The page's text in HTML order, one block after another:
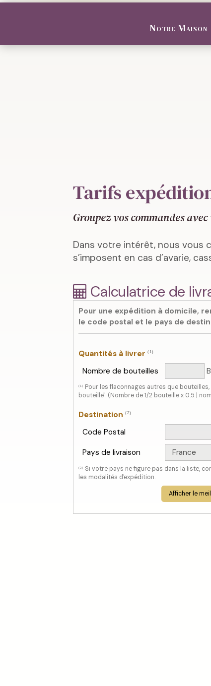
Notre Maison
Tarifs
Groupez vos commandes
Dans votre intérêt, nous vous
s’imposent en cas d’avarie,
Calculatrice de
Pour une expédition à domicile,
le code postal et le pays de
Quantités à livrer (1)
Nombre de bouteilles
(1)
Pour les flaconnages autres que
bouteille". (Nombre de 1/2 bouteille x 0.5 |
Destination (2)
Code Postal
Pays de livraison
(2)
Si votre pays ne figure pas dans la liste,
les modalités d'expédition.
Afficher le